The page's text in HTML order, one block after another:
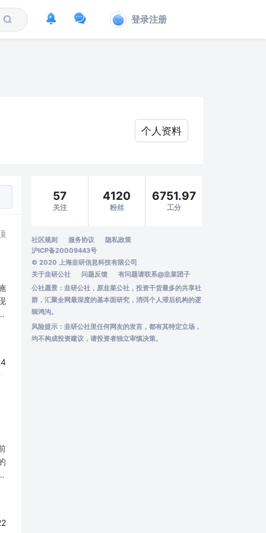
登录注册
个人资料
57
关注
4120
粉丝
6751.97
工分
社区规则 服务协议
隐私政策
沪ICP备20009443号
© 2020 上海韭研信息科技有限公司
关于韭研公社
问题反馈 有问题请联系@韭菜团子
公社愿景：韭研公社，原韭菜公社，投资干货最多的共享社
群，汇聚全网最深度的基本面研究，消弭个人滞后机构的逻
辑鸿沟。
风险提示：韭研公社里任何网友的发言，都有其特定立场，
均不构成投资建议，请投资者独立审慎决策。